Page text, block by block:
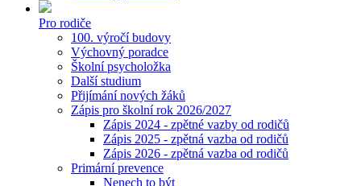
Pro rodiče
100. výročí budovy
Výchovný poradce
Školní psycholožka
Další studium
Přijímání nových žáků
Zápis pro školní rok 2026/2027
Zápis 2024 - zpětné vazby od rodičů
Zápis 2025 - zpětná vazba od rodičů
Zápis 2026 - zpětná vazba od rodičů
Primární prevence
Nenech to být